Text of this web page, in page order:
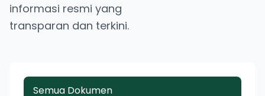
informasi resmi yang
transparan dan terkini.
Semua Dokumen